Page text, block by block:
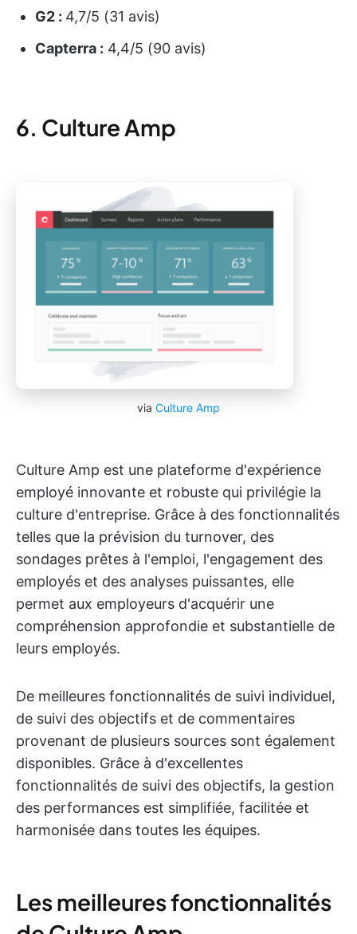
G2 : 4,7/5 (31 avis)
Capterra : 4,4/5 (90 avis)
6. Culture Amp
via Culture Amp
Culture Amp est une plateforme d'expérience
employé innovante et robuste qui privilégie la
culture d'entreprise. Grâce à des fonctionnalités
telles que la prévision du turnover, des
sondages prêtes à l'emploi, l'engagement des
employés et des analyses puissantes, elle
permet aux employeurs d'acquérir une
compréhension approfondie et substantielle de
leurs employés.
De meilleures fonctionnalités de suivi individuel,
de suivi des objectifs et de commentaires
provenant de plusieurs sources sont également
disponibles. Grâce à d'excellentes
fonctionnalités de suivi des objectifs, la gestion
des performances est simplifiée, facilitée et
harmonisée dans toutes les équipes.
Les meilleures fonctionnalités